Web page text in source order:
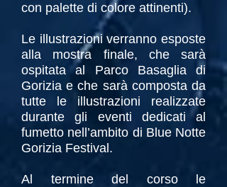
con palette di colore attinenti).
Le illustrazioni verranno esposte
alla mostra finale, che sarà
ospitata al Parco Basaglia di
Gorizia e che sarà composta da
tutte le illustrazioni realizzate
durante gli eventi dedicati al
fumetto nell’ambito di Blue Notte
Gorizia Festival.
Al termine del corso le